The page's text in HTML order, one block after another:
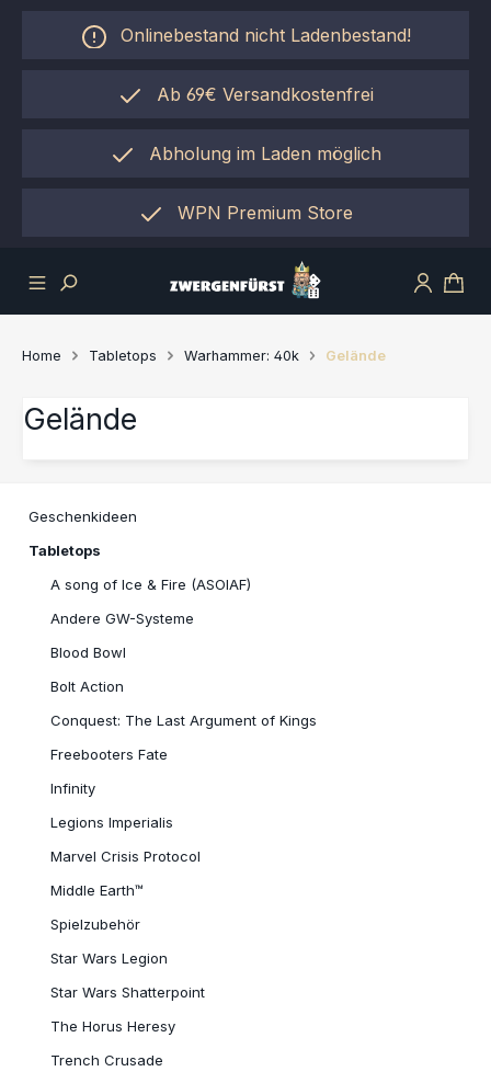
Zum Hauptinhalt springen
Onlinebestand nicht Ladenbestand!
Ab 69€ Versandkostenfrei
Abholung im Laden möglich
einfach per "Click&Collect"
WPN Premium Store
Home Tabletops Warhammer: 40k Gelände
Gelände
Geschenkideen
Tabletops
A song of Ice & Fire (ASOIAF)
Andere GW-Systeme
Blood Bowl
Bolt Action
Conquest: The Last Argument of Kings
Freebooters Fate
Infinity
Legions Imperialis
Marvel Crisis Protocol
Middle Earth™
Spielzubehör
Star Wars Legion
Star Wars Shatterpoint
The Horus Heresy
Trench Crusade